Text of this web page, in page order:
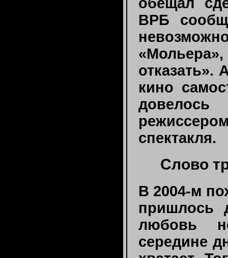
ВРБ
отказать».
кино
довелось
спектакля.
Слово
В 2004-м
пришлось
любовь
середине